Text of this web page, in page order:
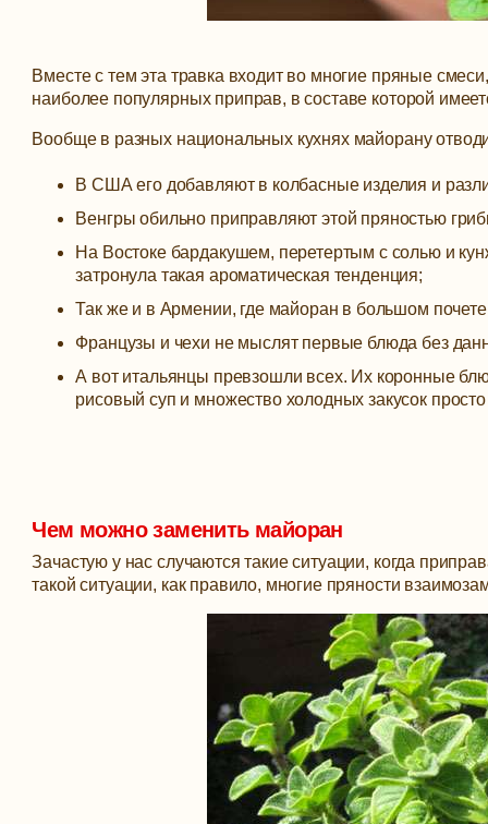
Вместе с тем эта травка входит во многие пряные
наиболее популярных приправ, в составе которой
Вообще в разных национальных кухнях майорану
В США его добавляют в колбасные изделия и
Венгры обильно приправляют этой пряностью
На Востоке бардакушем, перетертым с солью и
затронула такая ароматическая тенденция;
Так же и в Армении, где майоран в большом
Французы и чехи не мыслят первые блюда без
А вот итальянцы превзошли всех. Их коронные
рисовый суп и множество холодных закусок
Чем можно заменить майоран
Зачастую у нас случаются такие ситуации, когда
такой ситуации, как правило, многие пряности